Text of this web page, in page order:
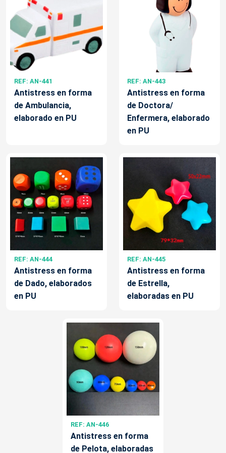
REF: AN-441
Antistress en forma
de Ambulancia,
elaborado en PU
REF: AN-443
Antistress en forma
de Doctora/
Enfermera, elaborado
en PU
REF: AN-444
Antistress en forma
de Dado, elaborados
en PU
REF: AN-445
Antistress en forma
de Estrella,
elaboradas en PU
REF: AN-446
Antistress en forma
de Pelota, elaboradas